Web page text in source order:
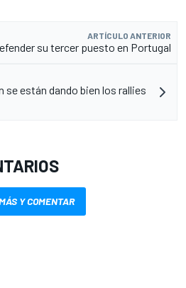
ARTÍCULO ANTERIOR
su tercer puesto en Portugal
se están dando bien los rallies
Y COMENTAR